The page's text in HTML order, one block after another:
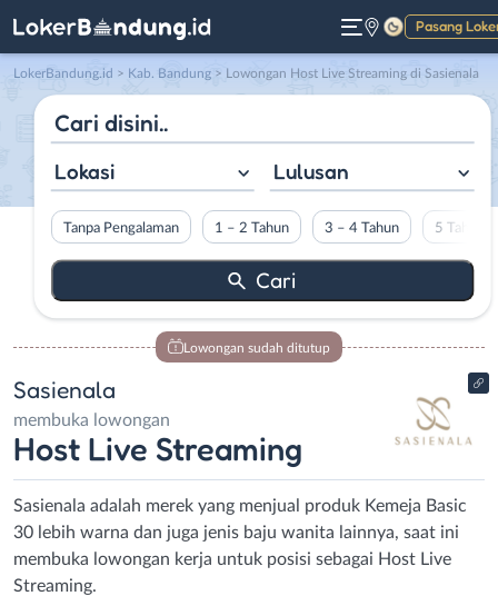
Pasang
Gelap
LokerBandung.id > Kab. Bandung > Lowongan Host Live Streaming di Sasienala
Lokasi Lulusan
Tanpa Pengalaman 1 – 2 Tahun 3 – 4 Tahun 5 Tahun
Lowongan sudah ditutup
Sasienala
membuka lowongan
Host Live Streaming
Sasienala adalah merek yang menjual produk Kemeja Basic
30 lebih warna dan juga jenis baju wanita lainnya, saat ini
membuka lowongan kerja untuk posisi sebagai Host Live
Streaming.